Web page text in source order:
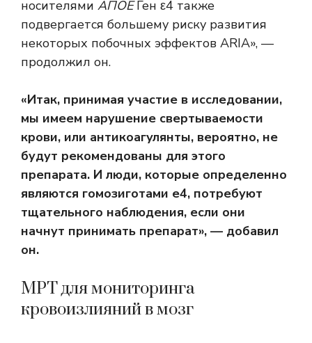
носителями АПОЕГен ε4 также
подвергается большему риску развития
некоторых побочных эффектов ARIA», —
продолжил он.
«Итак, принимая участие в исследовании,
мы имеем нарушение свертываемости
крови, или антикоагулянты, вероятно, не
будут рекомендованы для этого
препарата. И люди, которые определенно
являются гомозиготами e4, потребуют
тщательного наблюдения, если они
начнут принимать препарат», — добавил
он.
МРТ для мониторинга
кровоизлияний в мозг